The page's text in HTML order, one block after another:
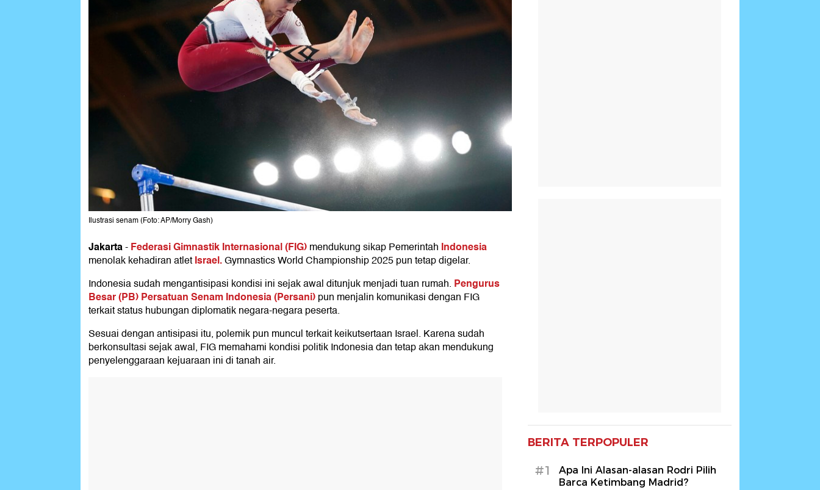
Ilustrasi senam (Foto: AP/Morry Gash)
Jakarta-Federasi Gimnastik Internasional (FIG)mendukung sikap Pemerintah Indonesia
menolak kehadiran atletIsrael.Gymnastics World Championship 2025 pun tetap digelar.
Indonesia sudah mengantisipasi kondisi ini sejak awal ditunjuk menjadi tuan rumah. Pengurus
Besar (PB) Persatuan Senam Indonesia (Persani)pun menjalin komunikasi dengan FIG
terkait status hubungan diplomatik negara-negara peserta.
Sesuai dengan antisipasi itu, polemik pun muncul terkait keikutsertaan Israel. Karena sudah
berkonsultasi sejak awal, FIG memahami kondisi politik Indonesia dan tetap akan mendukung
penyelenggaraan kejuaraan ini di tanah air.
BERITA TERPOPULER
#1
Apa Ini Alasan-alasan Rodri Pilih
Barca Ketimbang Madrid?